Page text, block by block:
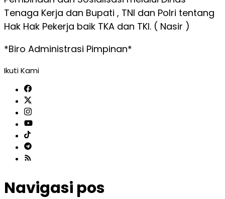
Tenaga Kerja dan Bupati , TNI dan Polri tentang
Hak Hak Pekerja baik TKA dan TKI. ( Nasir )
*Biro Administrasi Pimpinan*
Ikuti Kami
Navigasi pos